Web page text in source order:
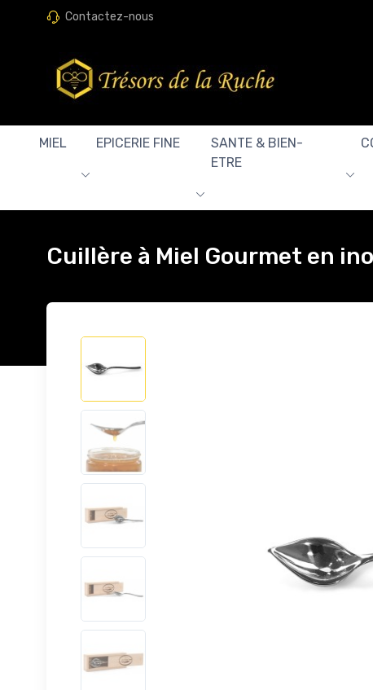
Contactez-nous
MIEL EPICERIE FINE
SANTE & BIEN-
ETRE
Cuillère à Miel Gourmet en